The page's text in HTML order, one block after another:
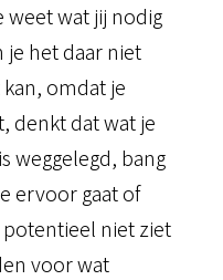
weet wat jij nodig
je het daar niet
kan, omdat je
denkt dat wat je
weggelegd, bang
ervoor gaat of
niet ziet
voor wat